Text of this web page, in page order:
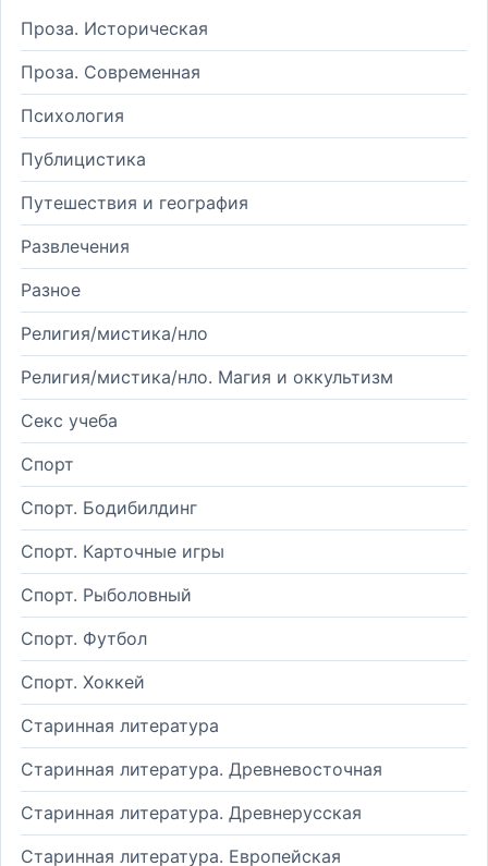
Проза. Историческая
Проза. Современная
Психология
Публицистика
Путешествия и география
Развлечения
Разное
Религия/мистика/нло
Религия/мистика/нло. Магия и оккультизм
Секс учеба
Спорт
Спорт. Бодибилдинг
Спорт. Карточные игры
Спорт. Рыболовный
Спорт. Футбол
Спорт. Хоккей
Старинная литература
Старинная литература. Древневосточная
Старинная литература. Древнерусская
Старинная литература. Европейская